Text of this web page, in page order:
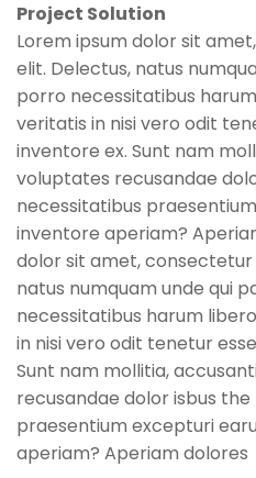
Project Solution
Lorem ipsum dolor sit
elit. Delectus, natus
porro necessitatibus
veritatis in nisi vero odit
inventore ex. Sunt nam
voluptates recusandae
necessitatibus
inventore aperiam?
dolor sit amet, consectetur
natus numquam unde qui
necessitatibus harum
in nisi vero odit tenetur
Sunt nam mollitia,
recusandae dolor isbus
praesentium excepturi
aperiam? Aperiam dolores